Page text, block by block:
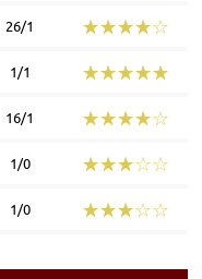
26/1 ☆☆☆☆☆
★★★★★
1/1 ☆☆☆☆☆
★★★★★
16/1 ☆☆☆☆☆
★★★★★
1/0 ☆☆☆☆☆
★★★★★
1/0 ☆☆☆☆☆
★★★★★